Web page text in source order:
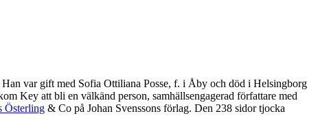
var gift med Sofia Ottiliana Posse, f. i Åby och död i Helsingborg
Key att bli en välkänd person, samhällsengagerad författare med
Österling & Co på Johan Svenssons förlag. Den 238 sidor tjocka